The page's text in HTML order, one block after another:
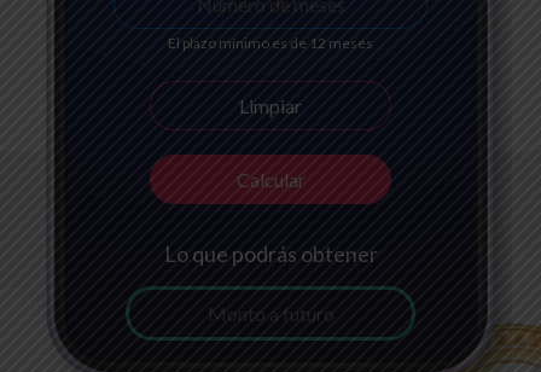
El plazo mínimo es de 12 meses
Lo que podrás obtener